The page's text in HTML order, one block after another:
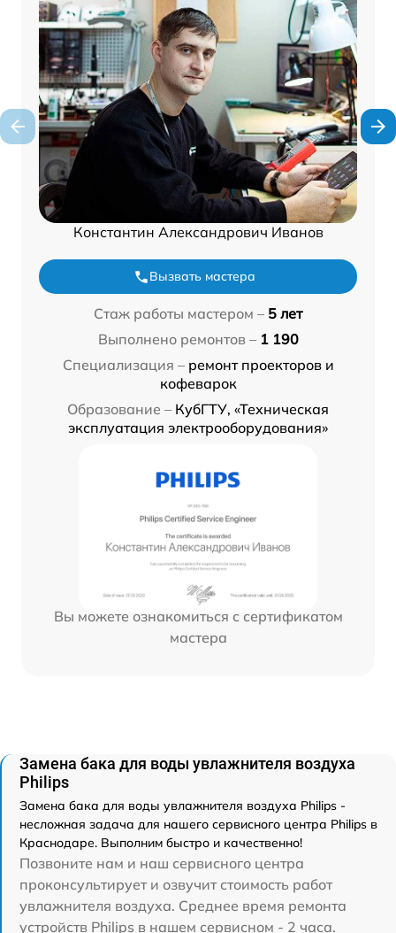
Константин Александрович Иванов
Вызвать мастера
Стаж работы мастером – 5 лет
Выполнено ремонтов – 1 190
Специализация – ремонт проекторов и
кофеварок
Образование – КубГТУ, «Техническая
эксплуатация электрооборудования»
Вы можете ознакомиться с сертификатом
мастера
Замена бака для воды увлажнителя воздуха
Philips
Замена бака для воды увлажнителя воздуха Philips -
несложная задача для нашего сервисного центра Philips в
Краснодаре. Выполним быстро и качественно!
Позвоните нам и наш сервисного центра
проконсультирует и озвучит стоимость работ
увлажнителя воздуха. Среднее время ремонта
устройств Philips в нашем сервисном - 2 часа.